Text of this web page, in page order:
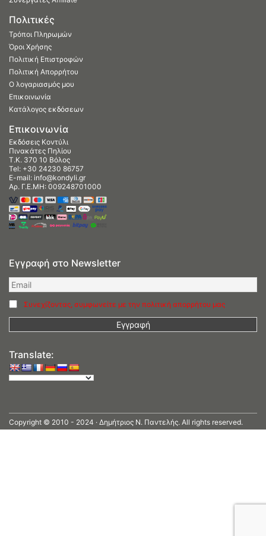
Πολιτικές
Τρόποι Πληρωμών
Όροι Χρήσης
Πολιτική Επιστροφών
Πολιτική Απορρήτου
Ο λογαριασμός μου
Επικοινωνία
Κατάλογος εκδόσεων
Επικοινωνία
Εκδόσεις Κοντύλι
Πινακάτες Πηλίου
Τ.Κ. 370 10 Βόλος
Tel: +30 24230 86757
E-mail: info@kondyli.gr
Αρ. Γ.Ε.ΜΗ: 009248701000
Εγγραφή στο Newsletter
Συνεχίζοντας, συμφωνείτε με την πολιτική απορρήτου μας
Translate:
Copyright © 2010 - 2024 · Δημήτριος N. Παντελής. All rights reserved.